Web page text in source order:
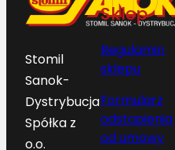
Stomil
Sanok-
Dystrybucja
Spółka z
o.o.
Sklep
Regulamin
sklepu
Formularz
odstąpienia
od umowy